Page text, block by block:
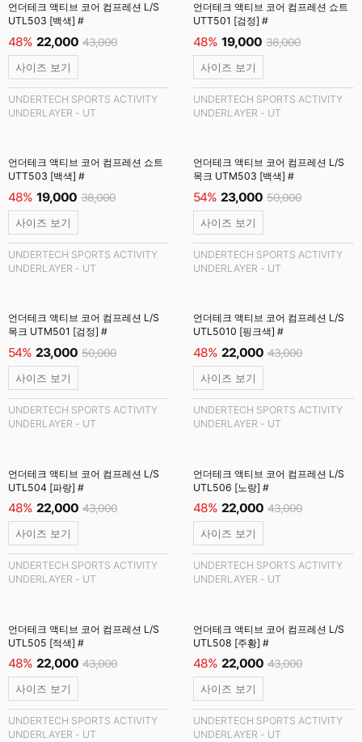
언더테크 액티브 코어 컴프레션 L/S
UTL503 [백색] #
48% 22,000 43,000
사이즈 보기
UNDERTECH SPORTS ACTIVITY
UNDERLAYER - UT
언더테크 액티브 코어 컴프레션 쇼트
UTT501 [검정] #
48% 19,000 38,000
사이즈 보기
UNDERTECH SPORTS ACTIVITY
UNDERLAYER - UT
언더테크 액티브 코어 컴프레션 쇼트
UTT503 [백색] #
48% 19,000 38,000
사이즈 보기
UNDERTECH SPORTS ACTIVITY
UNDERLAYER - UT
언더테크 액티브 코어 컴프레션 L/S
목크 UTM503 [백색] #
54% 23,000 50,000
사이즈 보기
UNDERTECH SPORTS ACTIVITY
UNDERLAYER - UT
언더테크 액티브 코어 컴프레션 L/S
목크 UTM501 [검정] #
54% 23,000 50,000
사이즈 보기
UNDERTECH SPORTS ACTIVITY
UNDERLAYER - UT
언더테크 액티브 코어 컴프레션 L/S
UTL5010 [핑크색] #
48% 22,000 43,000
사이즈 보기
UNDERTECH SPORTS ACTIVITY
UNDERLAYER - UT
언더테크 액티브 코어 컴프레션 L/S
UTL504 [파랑] #
48% 22,000 43,000
사이즈 보기
UNDERTECH SPORTS ACTIVITY
UNDERLAYER - UT
언더테크 액티브 코어 컴프레션 L/S
UTL506 [노랑] #
48% 22,000 43,000
사이즈 보기
UNDERTECH SPORTS ACTIVITY
UNDERLAYER - UT
언더테크 액티브 코어 컴프레션 L/S
UTL505 [적색] #
48% 22,000 43,000
사이즈 보기
UNDERTECH SPORTS ACTIVITY
UNDERLAYER - UT
언더테크 액티브 코어 컴프레션 L/S
UTL508 [주황] #
48% 22,000 43,000
사이즈 보기
UNDERTECH SPORTS ACTIVITY
UNDERLAYER - UT